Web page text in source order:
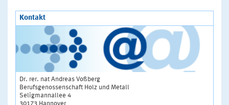
Kontakt
Dr. rer. nat Andreas Voßberg
Berufsgenossenschaft Holz und Metall
Seligmannallee 4